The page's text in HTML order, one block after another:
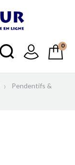
0
Pendentifs &